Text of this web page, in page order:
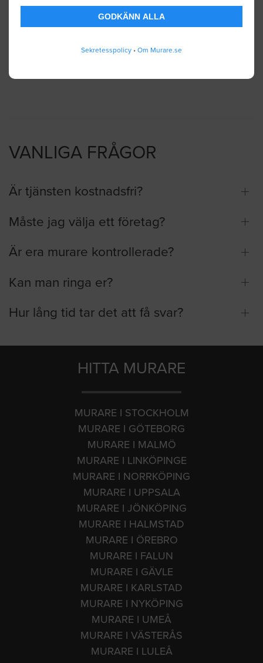
GODKÄNN ALLA
Sekretesspolicy • Om Murare.se
VANLIGA FRÅGOR
Är tjänsten kostnadsfri?
Måste jag välja ett företag?
Är era murare kontrollerade?
Kan man ringa er?
Hur lång tid tar det att få svar?
HITTA MURARE
MURARE I STOCKHOLM
MURARE I GÖTEBORG
MURARE I MALMÖ
MURARE I LINKÖPINGE
MURARE I NORRKÖPING
MURARE I UPPSALA
MURARE I JÖNKÖPING
MURARE I HALMSTAD
MURARE I ÖREBRO
MURARE I FALUN
MURARE I GÄVLE
MURARE I KARLSTAD
MURARE I NYKÖPING
MURARE I UMEÅ
MURARE I VÄSTERÅS
MURARE I LULEÅ